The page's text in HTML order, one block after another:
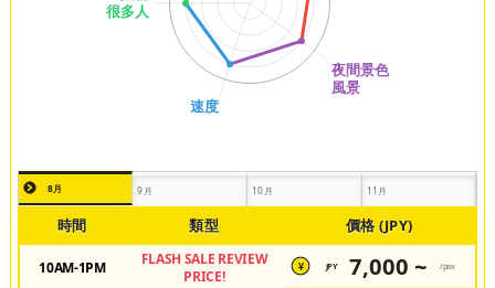
8月 9月 10月 11月
時間 類型 價格 (JPY)
10AM-1PM
FLASH SALE REVIEW
PRICE!
¥ JPY 7,000 ~ /pax